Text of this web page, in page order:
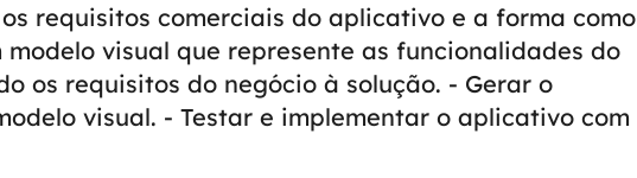
requisitos comerciais do aplicativo e a forma como
modelo visual que represente as funcionalidades do
os requisitos do negócio à solução. - Gerar o
visual. - Testar e implementar o aplicativo com